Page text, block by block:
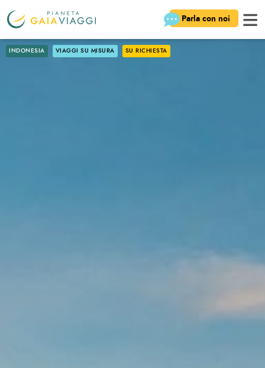
Parla con noi
INDONESIA VIAGGI SU MISURA SU RICHIESTA